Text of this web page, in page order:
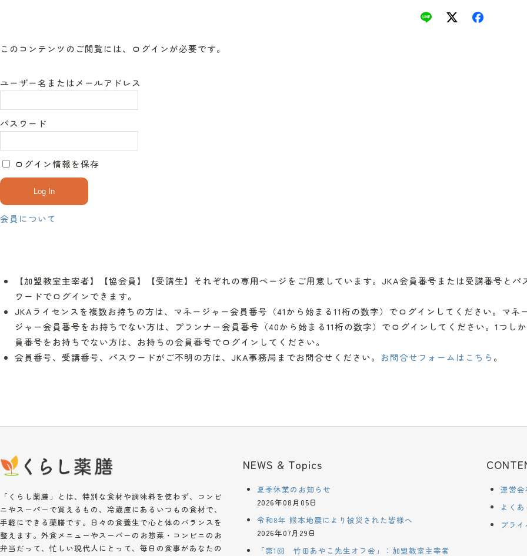
このコンテンツのご閲覧には、ログインが必要です。
ユーザー名またはメールアドレス
パスワード
ログイン情報を保存
会員について
【加盟教室主宰者】【協会員】【受講生】それぞれの専用ページをご用意しています。JKA会員番号または受講番号とパ
ワードでログインできます。
JKAライセンスを複数お持ちの方は、マネージャー会員番号（41から始まる11桁の数字）でログインしてください。マネ
ジャー会員番号をお持ちでない方は、プランナー会員番号（40から始まる11桁の数字）でログインしてください。1つし
員番号をお持ちでない方は、お持ちの会員番号でログインしてください。
会員番号、受講番号、パスワードがご不明の方は、JKA事務局までお問合せください。 お問合せフォームはこちら 。
「くらし薬膳」とは、特別な食材や調味料を使わず、コンビ
ニやスーパーで買えるもの、冷蔵庫にあるいつもの食材で、
手軽にできる薬膳です。日々の食養生で心と体のバランスを
整えます。外食メニューやスーパーのお惣菜・コンビニのお
弁当だって、忙しい現代人にとって、毎日の食事があなたの
NEWS & Topics
夏季休業のお知らせ
2026年08月05日
令和8年 熊本地震により被災された皆様へ
2026年07月29日
「第1回 竹田あやこ先生オフ会」：加盟教室主宰者
運営会
よく
プラ